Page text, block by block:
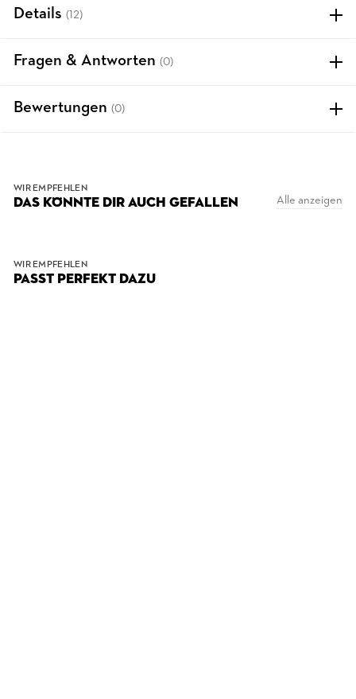
Details (12)
Fragen & Antworten (0)
Bewertungen (0)
WIR EMPFEHLEN
DAS KÖNNTE DIR AUCH GEFALLEN Alle anzeigen
WIR EMPFEHLEN
PASST PERFEKT DAZU